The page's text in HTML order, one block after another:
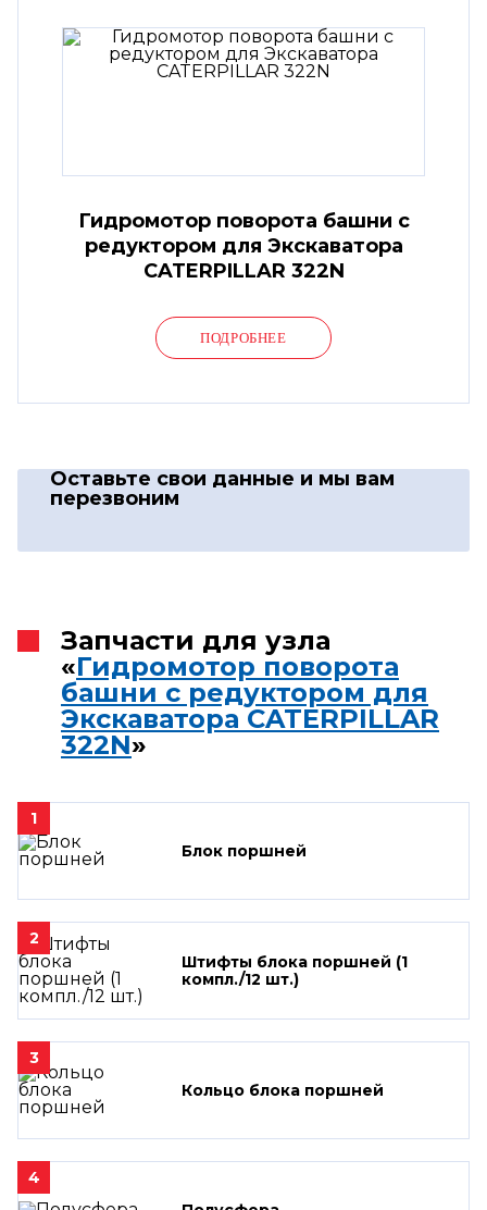
Гидромотор поворота башни с
редуктором для Экскаватора
CATERPILLAR 322N
ПОДРОБНЕЕ
Оставьте свои данные и мы вам
перезвоним
Запчасти для узла
«Гидромотор поворота
башни с редуктором для
Экскаватора CATERPILLAR
322N»
1
Блок поршней
2
Штифты блока поршней (1
компл./12 шт.)
3
Кольцо блока поршней
4